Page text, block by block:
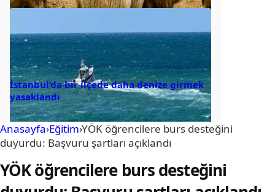
İstanbul’da bir ilçede daha denize girmek
yasaklandı
Anasayfa›Eğitim›YÖK öğrencilere burs desteğini
duyurdu: Başvuru şartları açıklandı
YÖK öğrencilere burs desteğini